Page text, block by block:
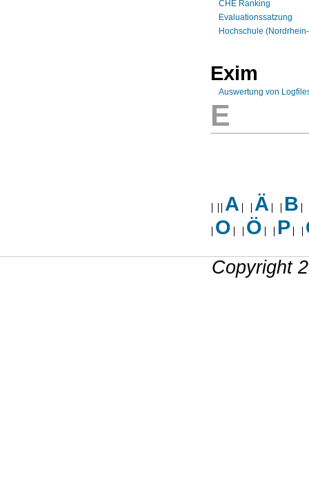
CHE Ranking
Evaluationssatzung
Hochschule
Exim
Auswertung von
E
A Ä
B
O
Ö P
Copyright